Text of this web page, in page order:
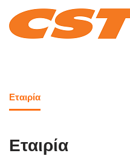
Εταιρία
Εταιρία